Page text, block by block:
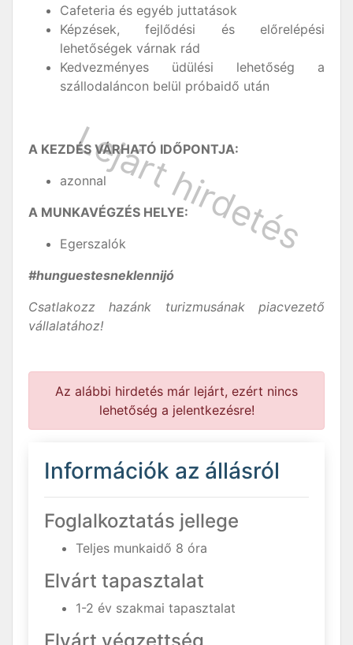
Cafeteria és egyéb juttatások
Képzések, fejlődési és előrelépési
lehetőségek várnak rád
Kedvezményes üdülési lehetőség a
szállodaláncon belül próbaidő után
A KEZDÉS VÁRHATÓ IDŐPONTJA:
azonnal
A MUNKAVÉGZÉS HELYE:
Egerszalók
#hunguestesneklennijó
Csatlakozz hazánk turizmusának piacvezető
vállalatához!
Az alábbi hirdetés már lejárt, ezért nincs
lehetőség a jelentkezésre!
Információk az állásról
Foglalkoztatás jellege
Teljes munkaidő 8 óra
Elvárt tapasztalat
1-2 év szakmai tapasztalat